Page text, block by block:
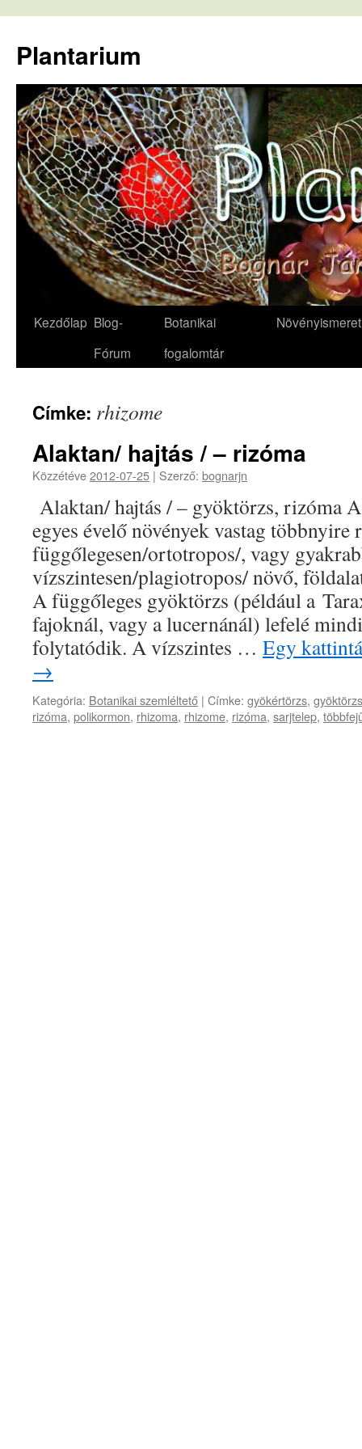
tartalomba
Plantarium
Kezdőlap Blog-
Fórum
Botanikai
fogalomtár
Növényismeret
Címke: rhizome
Alaktan/ hajtás / – rizóma
Közzétéve2012-07-25 | Szerző: bognarjn
Alaktan/ hajtás / – gyöktörzs, rizóma
egyes évelő növények vastag
függőlegesen/ortotropos/, vagy
vízszintesen/plagiotropos/ növő,
A függőleges gyöktörzs (például a
fajoknál, vagy a lucernánál) lefelé
folytatódik. A vízszintes … Egy
→
Kategória: Botanikai szemléltető | Címke: gyökértörzs, gyöktörzs
rizóma, polikormon, rhizoma, rhizome, rizóma, sarjtelep,